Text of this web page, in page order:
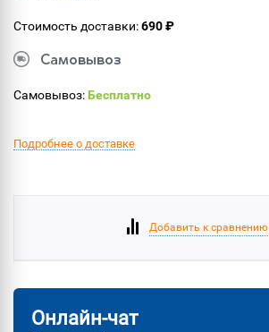
Стоимость доставки:690 ₽
Самовывоз
Самовывоз:Бесплатно
Подробнее о доставке
Добавить к сравнению
Онлайн-чат